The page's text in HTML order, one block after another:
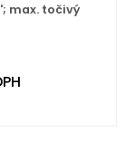
max. točivý